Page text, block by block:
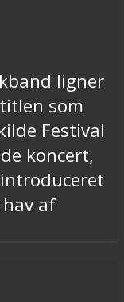
ligner
som
Festival
koncert,
af